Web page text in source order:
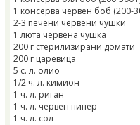
1 консерва червен боб (200-
2-3 печени червени чушки
1 люта червена чушка
200 г стерилизирани домати
200 г царевица
5 с. л. олио
1/2 ч. л. кимион
1 ч. л. риган
1 ч. л. червен пипер
1 ч. л. сол